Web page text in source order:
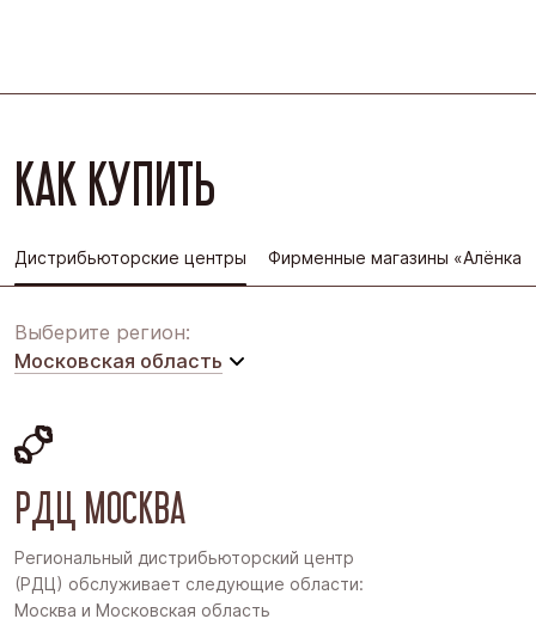
КАК КУПИТЬ
Дистрибьюторские центры Фирменные магазины «Алёнка»
Выберите регион:
Московская область
Восточная Сибирь
Дальний Восток
Поволжье
РДЦ МОСКВА
Региональный дистрибьюторский центр
(РДЦ) обслуживает следующие области:
Москва и Московская область